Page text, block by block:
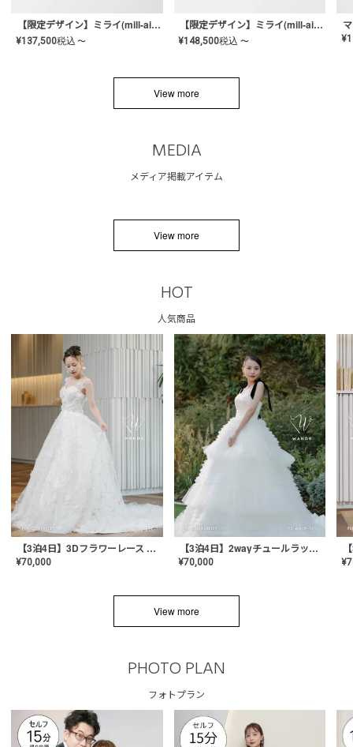
【限定デザイン】ミライ(mill-ai)リング
¥137,500税込 〜
【限定デザイン】ミライ(mill-ai)リング
¥148,500税込 〜 ¥
View more
MEDIA
メディア掲載アイテム
View more
HOT
人気商品
【3泊4日】3Dフラワーレース ドレス〈PD-WDOR-331〉
¥70,000
【3泊4日】2wayチュールラッフルドレス〈PD-WDOR-341RTL〉
¥70,000 ¥
View more
PHOTO PLAN
フォトプラン